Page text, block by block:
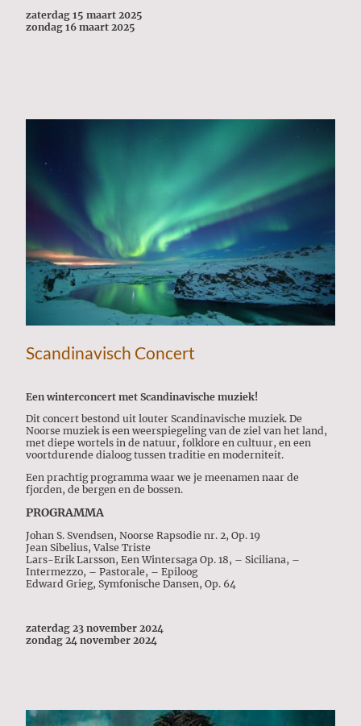
zaterdag 15 maart 2025
zondag 16 maart 2025
Scandinavisch Concert
Een winterconcert met Scandinavische muziek!
Dit concert bestond uit louter Scandinavische muziek. De
Noorse muziek is een weerspiegeling van de ziel van het land,
met diepe wortels in de natuur, folklore en cultuur, en een
voortdurende dialoog tussen traditie en moderniteit.
Een prachtig programma waar we je meenamen naar de
fjorden, de bergen en de bossen.
PROGRAMMA
Johan S. Svendsen, Noorse Rapsodie nr. 2, Op. 19
Jean Sibelius, Valse Triste
Lars-Erik Larsson, Een Wintersaga Op. 18, – Siciliana, –
Intermezzo, – Pastorale, – Epiloog
Edward Grieg, Symfonische Dansen, Op. 64
zaterdag 23 november 2024
zondag 24 november 2024